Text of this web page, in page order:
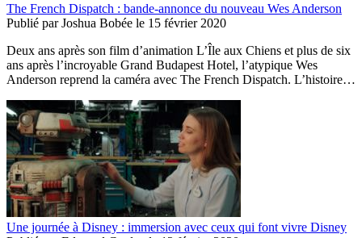
The French Dispatch : bande-annonce du nouveau Wes Anderson
Publié parJoshua Bobée le 15 février 2020
Deux ans après son film d’animation L’Île aux Chiens et plus de six
ans après l’incroyable Grand Budapest Hotel, l’atypique Wes
Anderson reprend la caméra avec The French Dispatch. L’histoire…
Une journée à Disney : immersion avec ceux qui font vivre Disney